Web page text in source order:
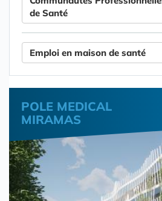
de Santé
Emploi en maison de santé
POLE MEDICAL
MIRAMAS